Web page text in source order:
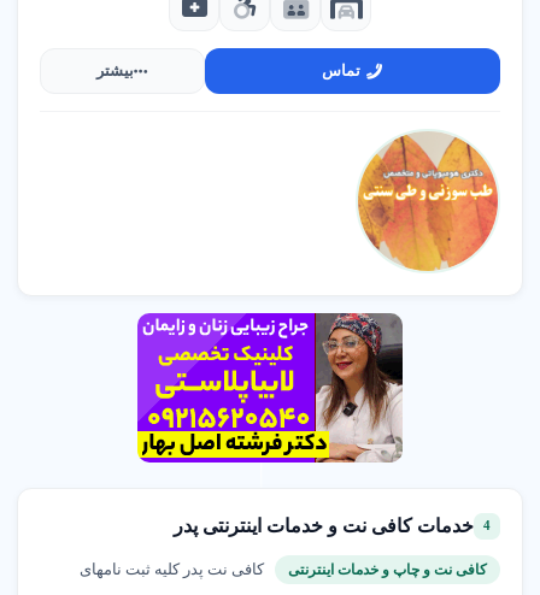
تماس بیشتر
4 خدمات کافی نت و خدمات اینترنتی پدر
کافی نت و چاپ و خدمات اینترنتی
کافی نت پدر کلیه ثبت نامهای